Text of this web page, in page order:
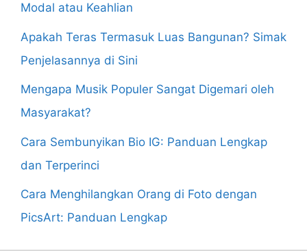
Modal atau Keahlian
Apakah Teras Termasuk Luas Bangunan? Simak
Penjelasannya di Sini
Mengapa Musik Populer Sangat Digemari oleh
Masyarakat?
Cara Sembunyikan Bio IG: Panduan Lengkap
dan Terperinci
Cara Menghilangkan Orang di Foto dengan
PicsArt: Panduan Lengkap